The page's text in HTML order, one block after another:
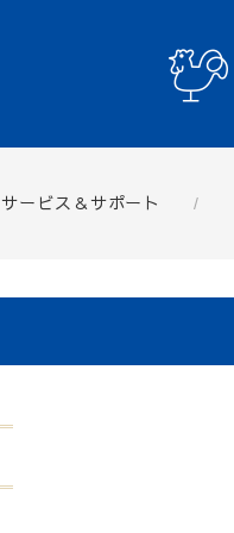
サービス＆サポート